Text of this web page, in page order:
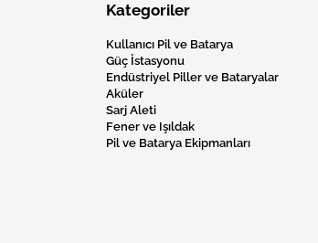
Kategoriler
Kullanıcı Pil ve Batarya
Güç İstasyonu
Endüstriyel Piller ve Bataryalar
Aküler
Sarj Aleti
Fener ve Işıldak
Pil ve Batarya Ekipmanları